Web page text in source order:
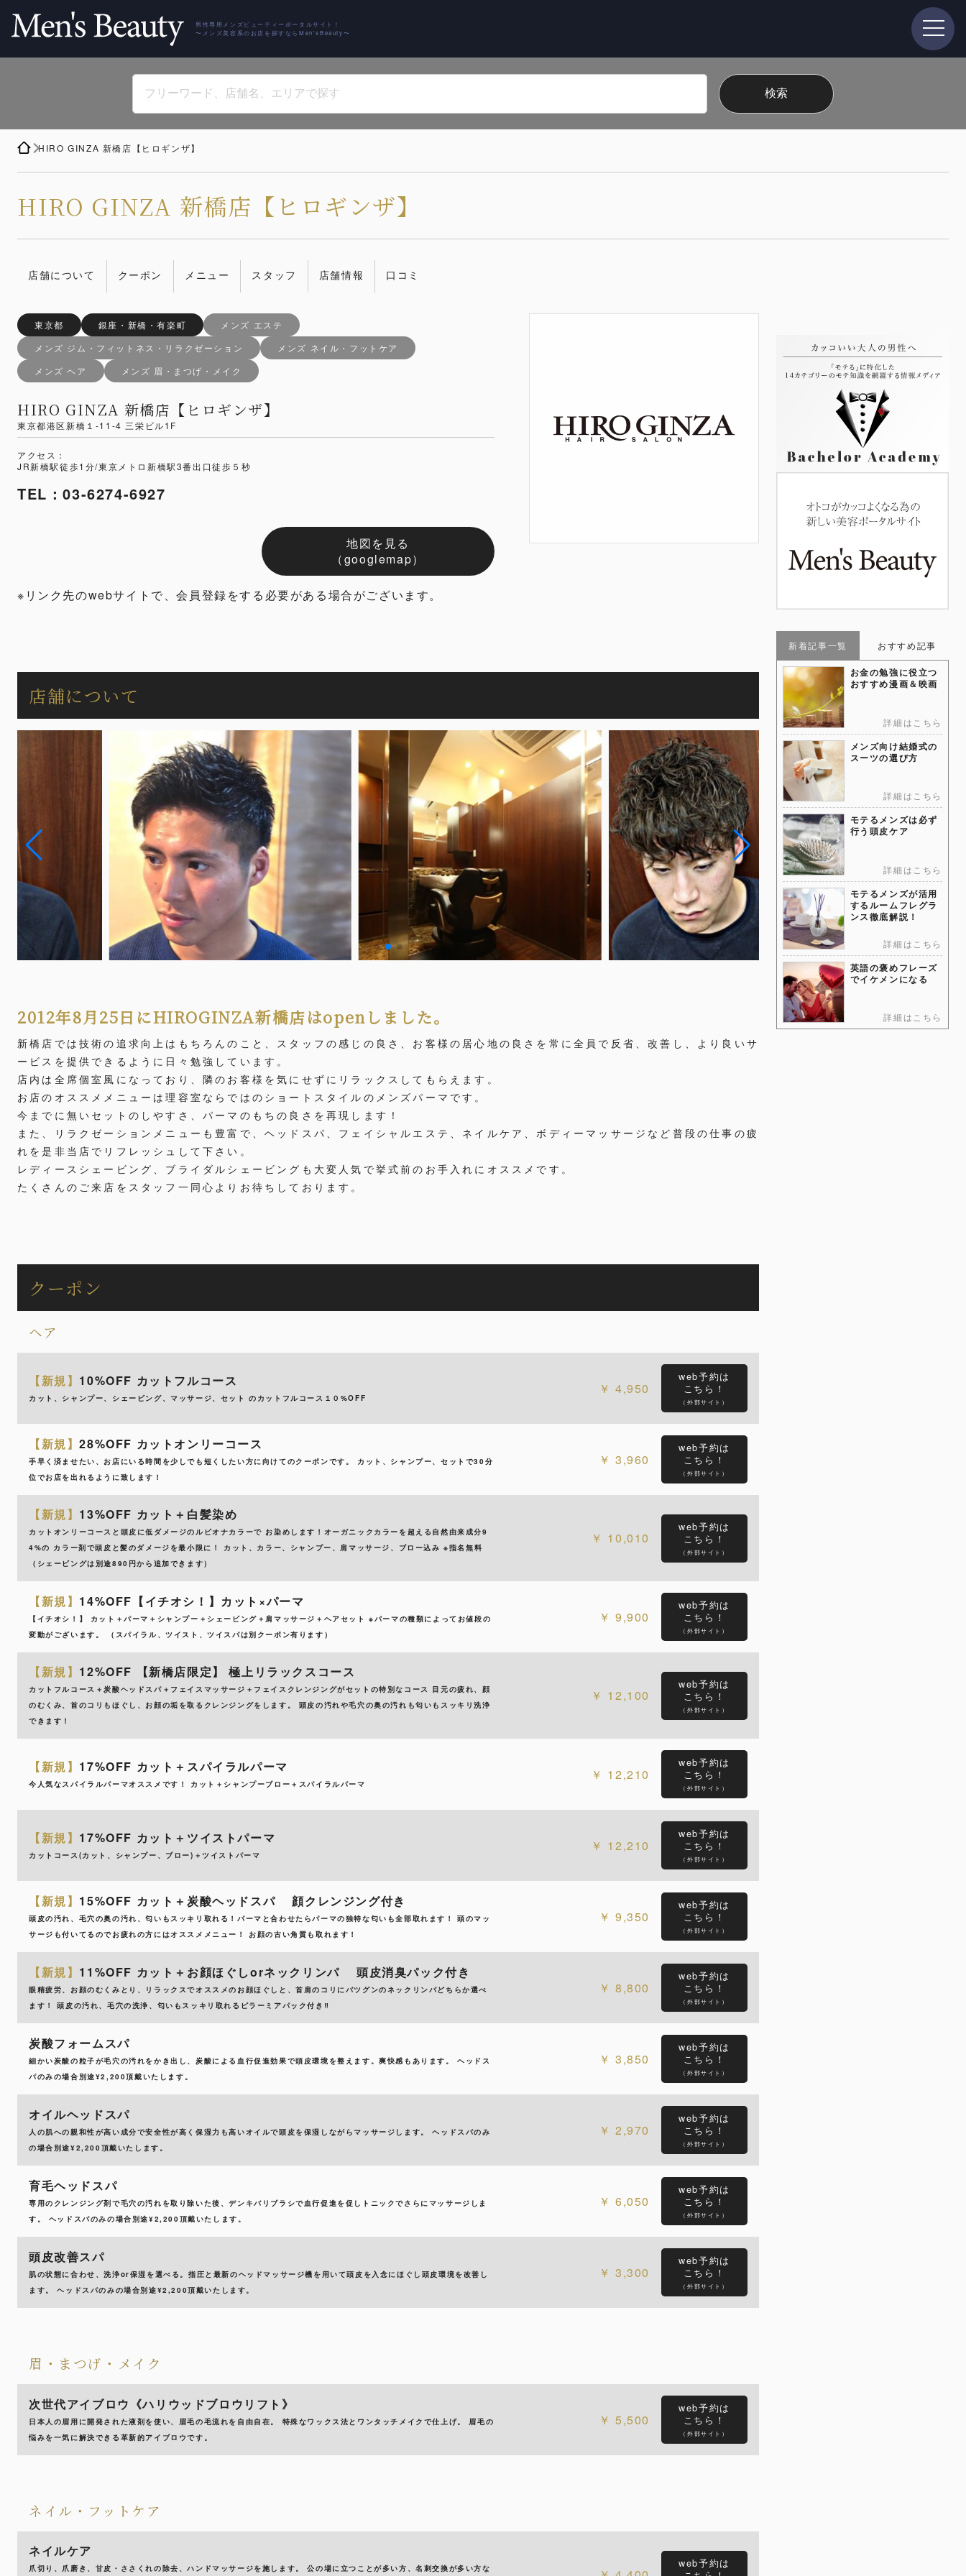
男性専用メンズビューティーポータルサイト！
〜メンズ美容系のお店を探すならMen'sBeauty〜
HIRO GINZA 新橋店【ヒロギンザ】
HIRO GINZA 新橋店【ヒロギンザ】
店舗について クーポン メニュー スタッフ 店舗情報 口コミ
東京都 銀座・新橋・有楽町
メンズ エステ
メンズ ジム・フィットネス・リラクゼーション
メンズ ネイル・フットケア
メンズ ヘア
メンズ 眉・まつげ・メイク
HIRO GINZA 新橋店【ヒロギンザ】
東京都港区新橋１-11-4 三栄ビル1F
アクセス：
JR新橋駅徒歩1分/東京メトロ新橋駅3番出口徒歩５秒
TEL：03-6274-6927
地図を見る
（googlemap）
※リンク先のwebサイトで、会員登録をする必要がある場合がございます。
店舗について
2012年8月25日にHIROGINZA新橋店はopenしました。
新橋店では技術の追求向上はもちろんのこと、スタッフの感じの良さ、お客様の居心地の良さを常に全員で反省、改善し、より良いサ
ービスを提供できるように日々勉強しています。
店内は全席個室風になっており、隣のお客様を気にせずにリラックスしてもらえます。
お店のオススメメニューは理容室ならではのショートスタイルのメンズパーマです。
今までに無いセットのしやすさ、パーマのもちの良さを再現します！
また、リラクゼーションメニューも豊富で、ヘッドスパ、フェイシャルエステ、ネイルケア、ボディーマッサージなど普段の仕事の疲
れを是非当店でリフレッシュして下さい。
レディースシェービング、ブライダルシェービングも大変人気で挙式前のお手入れにオススメです。
たくさんのご来店をスタッフ一同心よりお待ちしております。
クーポン
ヘア
【新規】 10%OFF カットフルコース
カット、シャンプー、シェービング、マッサージ、セット のカットフルコース１０%OFF
4,950
web予約は
こちら！
（外部サイト）
【新規】28%OFF カットオンリーコース
手早く済ませたい、お店にいる時間を少しでも短くしたい方に向けてのクーポンです。 カット、シャンプー、セットで30分
位でお店を出れるように致します！
3,960
web予約は
こちら！
（外部サイト）
【新規】 13%OFF カット＋白髪染め
カットオンリーコースと頭皮に低ダメージのルビオナカラーで お染めします！オーガニックカラーを超える自然由来成分9
4%の カラー剤で頭皮と髪のダメージを最小限に！ カット、カラー、シャンプー、肩マッサージ、ブロー込み ※指名無料
（シェービングは別途890円から追加できます）
10,010
web予約は
こちら！
（外部サイト）
【新規】 14%OFF【イチオシ！】カット×パーマ
【イチオシ！】 カット＋パーマ＋シャンプー＋シェービング＋肩マッサージ＋ヘアセット ※パーマの種類によってお値段の
変動がございます。 （スパイラル、ツイスト、ツイスパは別クーポン有ります）
9,900
web予約は
こちら！
（外部サイト）
【新規】 12%OFF 【新橋店限定】 極上リラックスコース
カットフルコース＋炭酸ヘッドスパ＋フェイスマッサージ＋フェイスクレンジングがセットの特別なコース 目元の疲れ、顔
のむくみ、首のコリもほぐし、お顔の垢を取るクレンジングをします。 頭皮の汚れや毛穴の奥の汚れも匂いもスッキリ洗浄
できます！
12,100
web予約は
こちら！
（外部サイト）
【新規】 17%OFF カット＋スパイラルパーマ
今人気なスパイラルパーマオススメです！ カット＋シャンプーブロー＋スパイラルパーマ
12,210
web予約は
こちら！
（外部サイト）
【新規】 17%OFF カット＋ツイストパーマ
カットコース(カット、シャンプー、ブロー)＋ツイストパーマ
12,210
web予約は
こちら！
（外部サイト）
【新規】 15%OFF カット＋炭酸ヘッドスパ 顔クレンジング付き
頭皮の汚れ、毛穴の奥の汚れ、匂いもスッキリ取れる！パーマと合わせたらパーマの独特な匂いも全部取れます！ 頭のマッ
サージも付いてるのでお疲れの方にはオススメメニュー！ お顔の古い角質も取れます！
9,350
web予約は
こちら！
（外部サイト）
【新規】 11%OFF カット＋お顔ほぐしorネックリンパ 頭皮消臭パック付き
眼精疲労、お顔のむくみとり、リラックスでオススメのお顔ほぐしと、首肩のコリにバツグンのネックリンパどちらか選べ
ます！ 頭皮の汚れ、毛穴の洗浄、匂いもスッキリ取れるピラーミアパック付き‼︎
8,800
web予約は
こちら！
（外部サイト）
炭酸フォームスパ
細かい炭酸の粒子が毛穴の汚れをかき出し、炭酸による血行促進効果で頭皮環境を整えます。爽快感もあります。 ヘッドス
パのみの場合別途¥2,200頂戴いたします。
3,850
web予約は
こちら！
（外部サイト）
オイルヘッドスパ
人の肌への親和性が高い成分で安全性が高く保湿力も高いオイルで頭皮を保湿しながらマッサージします。 ヘッドスパのみ
の場合別途¥2,200頂戴いたします。
2,970
web予約は
こちら！
（外部サイト）
育毛ヘッドスパ
専用のクレンジング剤で毛穴の汚れを取り除いた後、デンキバリブラシで血行促進を促しトニックでさらにマッサージしま
す。 ヘッドスパのみの場合別途¥2,200頂戴いたします。
6,050
web予約は
こちら！
（外部サイト）
頭皮改善スパ
肌の状態に合わせ、洗浄or保湿を選べる。指圧と最新のヘッドマッサージ機を用いて頭皮を入念にほぐし頭皮環境を改善し
ます。 ヘッドスパのみの場合別途¥2,200頂戴いたします。
3,300
web予約は
こちら！
（外部サイト）
眉・まつげ・メイク
次世代アイブロウ《ハリウッドブロウリフト》
日本人の眉用に開発された液剤を使い、眉毛の毛流れを自由自在。 特殊なワックス法とワンタッチメイクで仕上げ。 眉毛の
悩みを一気に解決できる革新的アイブロウです。
5,500
web予約は
こちら！
（外部サイト）
ネイル・フットケア
ネイルケア
爪切り、爪磨き、甘皮・ささくれの除去、ハンドマッサージを施します。 公の場に立つことが多い方、名刺交換が多い方な
web予約は
新着記事一覧 おすすめ記事
お金の勉強に役立つ
おすすめ漫画＆映画
詳細はこちら
メンズ向け結婚式の
スーツの選び方
詳細はこちら
モテるメンズは必ず
行う頭皮ケア
詳細はこちら
モテるメンズが活用
するルームフレグラ
ンス徹底解説！
詳細はこちら
英語の褒めフレーズ
でイケメンになる
詳細はこちら